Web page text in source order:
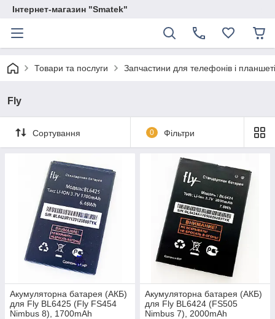
Інтернет-магазин "Smatek"
Товари та послуги Запчастини для телефонів і
Fly
Сортування 0 Фільтри
Акумуляторна батарея (АКБ)
для Fly BL6425 (Fly FS454
Nimbus 8), 1700mAh
Акумуляторна батарея (АКБ)
для Fly BL6424 (FS505
Nimbus 7), 2000mAh